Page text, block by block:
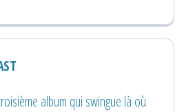
album qui swingue là où